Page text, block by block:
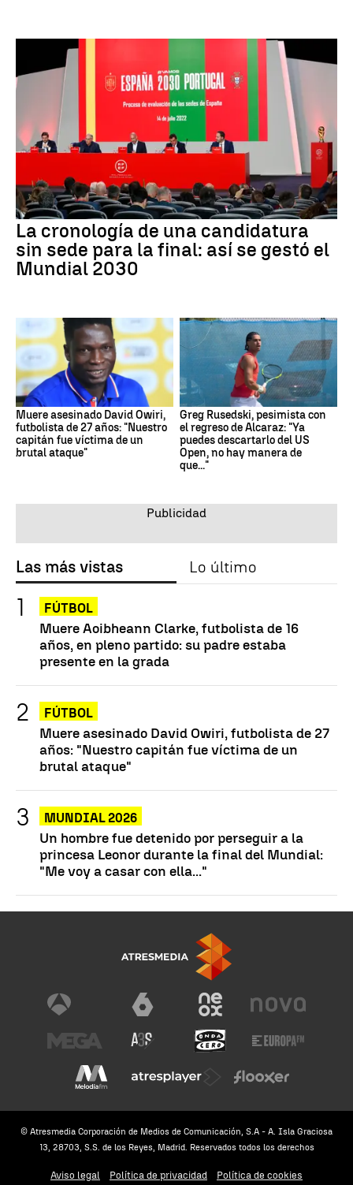
La cronología de una candidatura
sin sede para la final: así se gestó el
Mundial 2030
Muere asesinado David Owiri,
futbolista de 27 años: "Nuestro
capitán fue víctima de un
brutal ataque"
Greg Rusedski, pesimista con
el regreso de Alcaraz: "Ya
puedes descartarlo del US
Open, no hay manera de
que..."
Las más vistas Lo último
FÚTBOL
Muere Aoibheann Clarke, futbolista de 16
años, en pleno partido: su padre estaba
presente en la grada
FÚTBOL
Muere asesinado David Owiri, futbolista de 27
años: "Nuestro capitán fue víctima de un
brutal ataque"
MUNDIAL 2026
Un hombre fue detenido por perseguir a la
princesa Leonor durante la final del Mundial:
"Me voy a casar con ella..."
© Atresmedia Corporación de Medios de Comunicación, S.A - A. Isla Graciosa
13, 28703, S.S. de los Reyes, Madrid. Reservados todos los derechos
Aviso legal Política de privacidad Política de cookies